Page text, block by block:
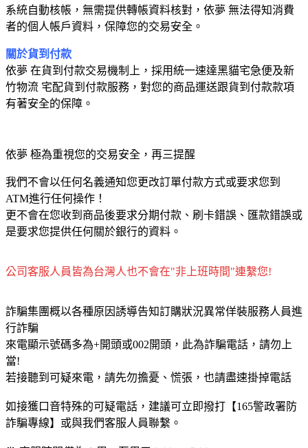
系統自動核帳，無需提供轉帳資料核對，依夢 無法得知消費
者的個人帳戶資料，保障您的交易安全。
關於貨到付款
依夢 在貨到付款交易機制上，採用統一速達黑貓宅急便及新
竹物流 宅配貨到付款服務，對您的商品運送跟貨到付款款項
有著安全的保障。
依夢 極為重視您的交易安全，再三提醒
我們不會以任何名義通知您更改訂單付款方式或要求您到
ATM進行任何操作！
更不會在您收到商品後要求分期付款、刷卡錯誤、匯款錯誤或
是要求您提供任何關於銀行的資料。
公司客服人員皆為台灣人也不會在"非上班時間"連繫您!
詐騙集團概以各種原因誘導告知訂購狀況異常佯裝服務人員進
行詐騙
來電顯示號碼多為+開頭或002開頭，此為詐騙電話，請勿上
當!
若接聽到可疑來電，請先勿擔憂、慌張，也請盡速掛掉電話
如接獲口音特殊的可疑電話，建議可立即撥打【165警政署防
詐騙專線】或與我們客服人員聯繫。